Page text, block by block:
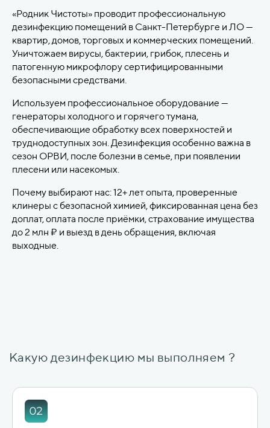
«Родник Чистоты» проводит профессиональную
дезинфекцию помещений в Санкт-Петербурге и ЛО —
квартир, домов, торговых и коммерческих помещений.
Уничтожаем вирусы, бактерии, грибок, плесень и
патогенную микрофлору сертифицированными
безопасными средствами.
Используем профессиональное оборудование —
генераторы холодного и горячего тумана,
обеспечивающие обработку всех поверхностей и
труднодоступных зон. Дезинфекция особенно важна в
сезон ОРВИ, после болезни в семье, при появлении
плесени или насекомых.
Почему выбирают нас: 12+ лет опыта, проверенные
клинеры с безопасной химией, фиксированная цена без
доплат, оплата после приёмки, страхование имущества
до 2 млн ₽ и выезд в день обращения, включая
выходные.
Какую дезинфекцию мы выполняем ?